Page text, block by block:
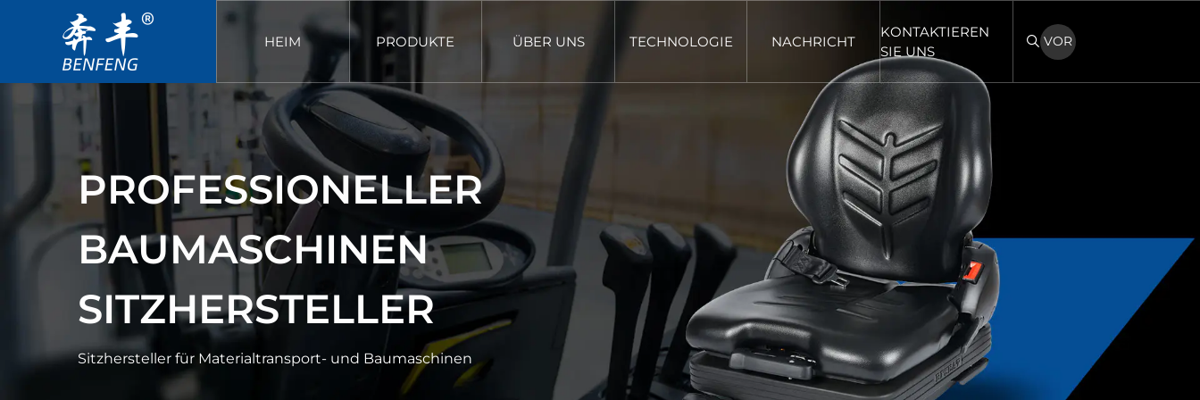
HEIM PRODUKTE ÜBER UNS TECHNOLOGIE NACHRICHT
KONTAKTIEREN
SIE UNS
VOR
PROFESSIONELLER
BAUMASCHINEN
SITZHERSTELLER
Sitzhersteller für Materialtransport- und Baumaschinen